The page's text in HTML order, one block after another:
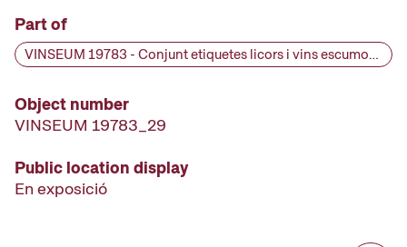
Part of
VINSEUM 19783 - Conjunt etiquetes licors i vins escumosos del Penedès [etiqueta d'ampolla], primera meitat segle XX
Object number
VINSEUM 19783_29
Public location display
En exposició